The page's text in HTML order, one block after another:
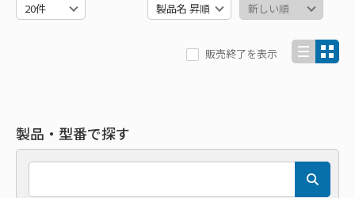
販売終了を表示
製品・型番で探す